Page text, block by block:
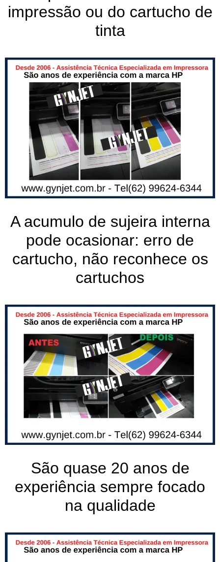
impressão ou do cartucho de
tinta
A acumulo de sujeira interna
pode ocasionar: erro de
cartucho, não reconhece os
cartuchos
São quase 20 anos de
experiência sempre focado
na qualidade